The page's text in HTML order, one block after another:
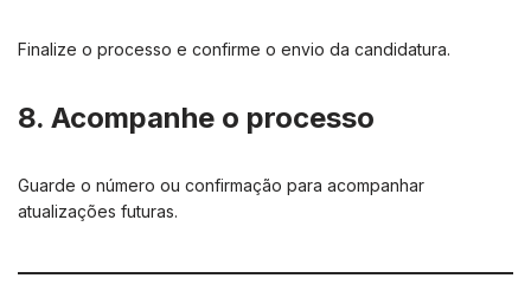
Finalize o processo e confirme o envio da candidatura.
8. Acompanhe o processo
Guarde o número ou confirmação para acompanhar
atualizações futuras.